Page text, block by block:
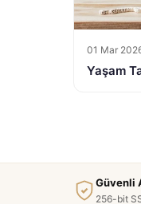
01 Mar
Yaşam
Güvenli
256-bit